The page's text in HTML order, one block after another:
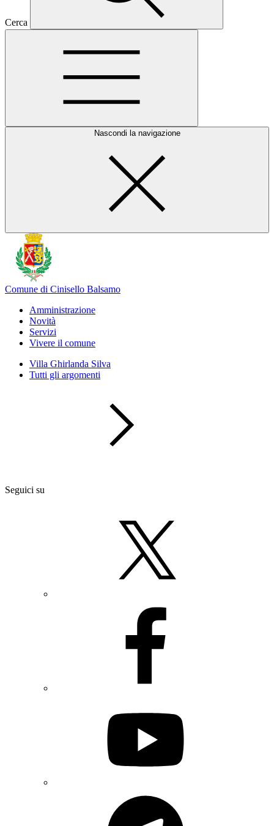
Cerca
Nascondi la navigazione
Comune di Cinisello Balsamo
Amministrazione
Novità
Servizi
Vivere il comune
Villa Ghirlanda Silva
Tutti gli argomenti
Seguici su